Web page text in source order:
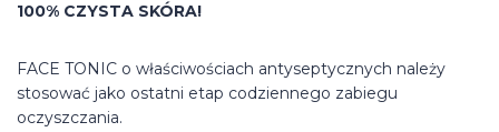
100% CZYSTA SKÓRA!
FACE TONIC o właściwościach antyseptycznych należy
stosować jako ostatni etap codziennego zabiegu
oczyszczania.